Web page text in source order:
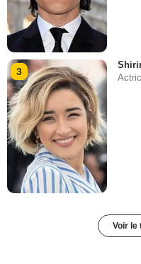
3
Voir le